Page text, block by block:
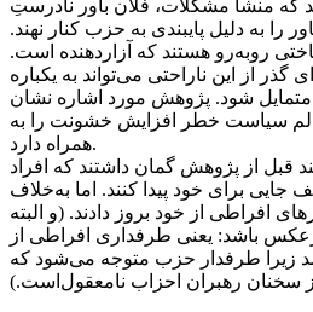
که منشأ مشکلات، فلان باور نادرستِ
را به دلیل پایبندی به حزب کنار نهند.
روبه‌رو هستند که آزاردهنده است.
گذر از این ناراحتی می‌تواند به یکباره
شود. پژوهش مورد اشاره نشان
سیاست خطر افزایش خشونت را به
همراه دارد.
قبل از پژوهش گمان داشتند که افراد
جایی برای خود پیدا کنند. اما به‌خلاف
افراطی از خود بروز دادند. (و البته
باشد: یعنی طرفداری افراطی از
زیرا طرفدار حزب متوجه می‌شود که
سخنان رهبران احزاب نامعقول‌است.)